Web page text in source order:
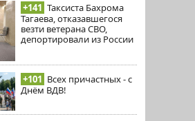
+141 Таксиста Бахрома
Тагаева, отказавшегося
везти ветерана СВО,
депортировали из России
+101 Всех причастных - с
Днём ВДВ!